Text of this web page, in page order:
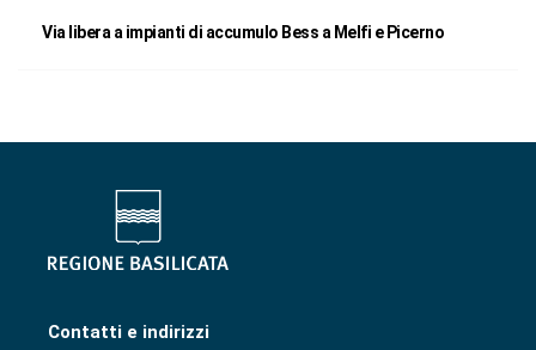
Via libera a impianti di accumulo Bess a Melfi e Picerno
Contatti e indirizzi